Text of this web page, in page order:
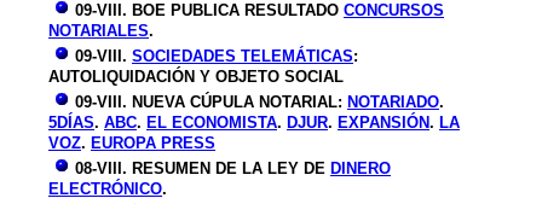
09-VIII. BOE PUBLICA RESULTADO CONCURSOS
NOTARIALES.
09-VIII. SOCIEDADES TELEMÁTICAS:
AUTOLIQUIDACIÓN Y OBJETO SOCIAL
09-VIII. NUEVA CÚPULA NOTARIAL: NOTARIADO.
5DÍAS. ABC. EL ECONOMISTA. DJUR. EXPANSIÓN. LA
VOZ. EUROPA PRESS
08-VIII. RESUMEN DE LA LEY DE DINERO
ELECTRÓNICO.